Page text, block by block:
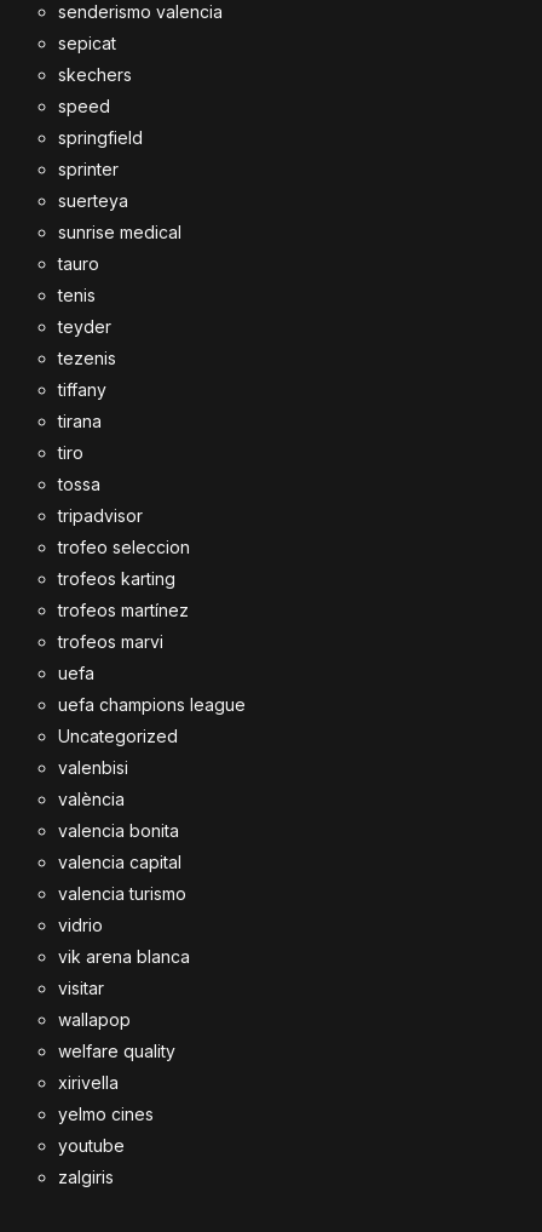
senderismo valencia
sepicat
skechers
speed
springfield
sprinter
suerteya
sunrise medical
tauro
tenis
teyder
tezenis
tiffany
tirana
tiro
tossa
tripadvisor
trofeo seleccion
trofeos karting
trofeos martínez
trofeos marvi
uefa
uefa champions league
Uncategorized
valenbisi
valència
valencia bonita
valencia capital
valencia turismo
vidrio
vik arena blanca
visitar
wallapop
welfare quality
xirivella
yelmo cines
youtube
zalgiris